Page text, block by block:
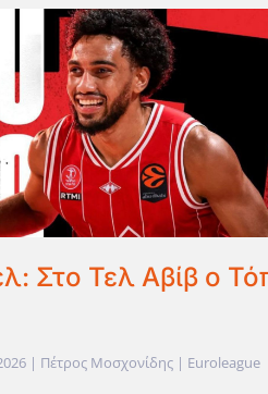
Στο Τελ Αβίβ ο
| Πέτρος Μοσχονίδης | Euroleague